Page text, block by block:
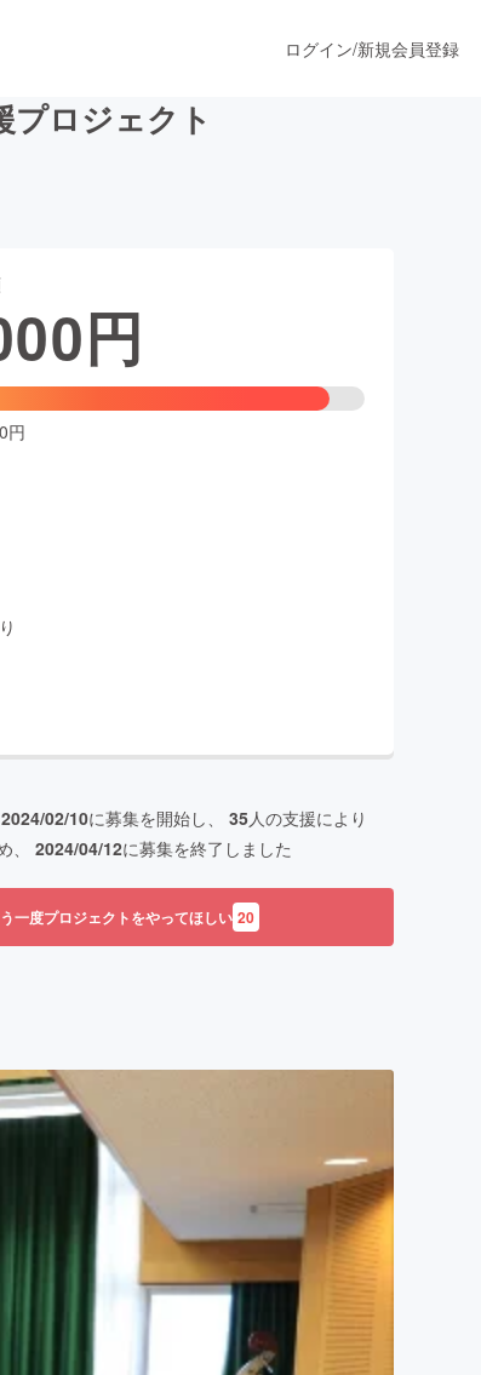
ファッション
ログイン/新規会員登録
ロジェクト
円
円
2024/02/10に募集を開始し、 35人の支援により
、 2024/04/12に募集を終了しました
一度プロジェクトをやってほしい 20